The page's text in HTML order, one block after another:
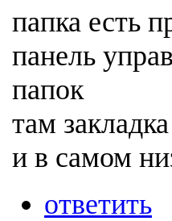
папка есть
панель
папок
там
и в самом
ответить